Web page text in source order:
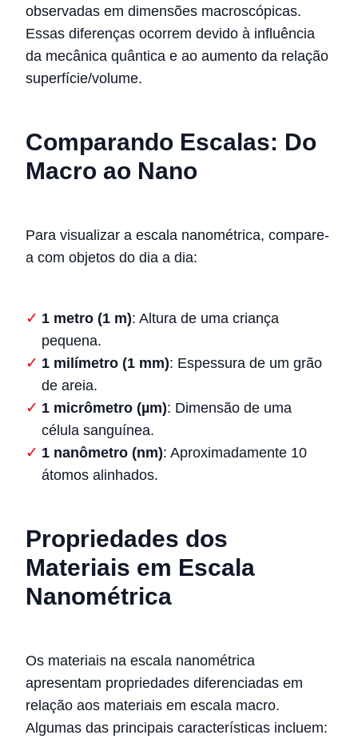
observadas em dimensões macroscópicas.
Essas diferenças ocorrem devido à influência
da mecânica quântica e ao aumento da relação
superfície/volume.
Comparando Escalas: Do
Macro ao Nano
Para visualizar a escala nanométrica, compare-
a com objetos do dia a dia:
1 metro (1 m): Altura de uma criança
pequena.
1 milímetro (1 mm): Espessura de um grão
de areia.
1 micrômetro (µm): Dimensão de uma
célula sanguínea.
1 nanômetro (nm): Aproximadamente 10
átomos alinhados.
Propriedades dos
Materiais em Escala
Nanométrica
Os materiais na escala nanométrica
apresentam propriedades diferenciadas em
relação aos materiais em escala macro.
Algumas das principais características incluem: